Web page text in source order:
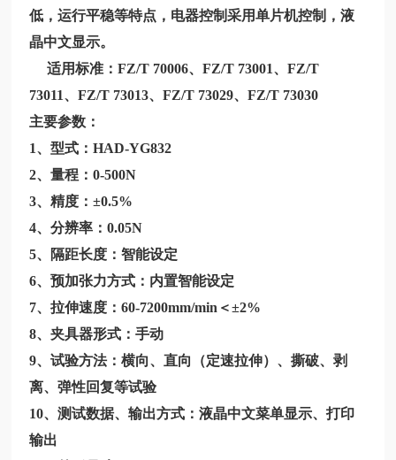
低，运行平稳等特点，电器控制采用单片机控制，液
晶中文显示。
适用标准：FZ/T 70006、FZ/T 73001、FZ/T
73011、FZ/T 73013、FZ/T 73029、FZ/T 73030
主要参数：
1、型式：HAD-YG832
2、量程：0-500N
3、精度：±0.5%
4、分辨率：0.05N
5、隔距长度：智能设定
6、预加张力方式：内置智能设定
7、拉伸速度：60-7200mm/min＜±2%
8、夹具器形式：手动
9、试验方法：横向、直向（定速拉伸）、撕破、剥
离、弹性回复等试验
10、测试数据、输出方式：液晶中文菜单显示、打印
输出